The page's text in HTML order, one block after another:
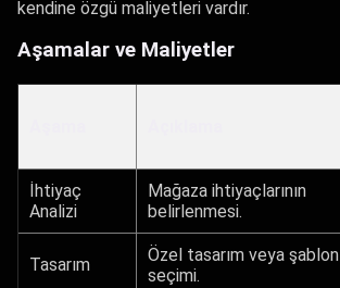
kendine özgü maliyetleri vardır.
Aşamalar ve Maliyetler
İhtiyaç
Analizi
Mağaza ihtiyaçlarının
belirlenmesi.
Tasarım
Özel tasarım veya şablon
seçimi.